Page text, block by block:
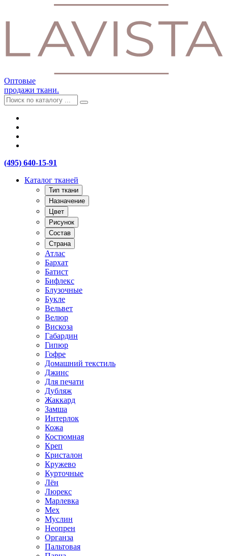
Оптовые
продажи ткани.
(495) 640-15-91
Каталог тканей
Тип ткани
Назначение
Цвет
Рисунок
Состав
Страна
Атлас
Бархат
Батист
Бифлекс
Блузочные
Букле
Вельвет
Велюр
Вискоза
Габардин
Гипюр
Гофре
Домашний текстиль
Джинс
Для печати
Дубляж
Жаккард
Замша
Интерлок
Кожа
Костюмная
Креп
Кристалон
Кружево
Курточные
Лён
Люрекс
Марлевка
Мех
Муслин
Неопрен
Органза
Пальтовая